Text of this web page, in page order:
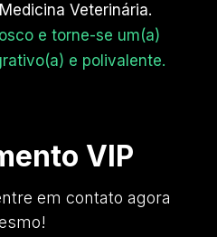
Veterinária.
e torne-se um(a)
e polivalente.
VIP
em contato agora